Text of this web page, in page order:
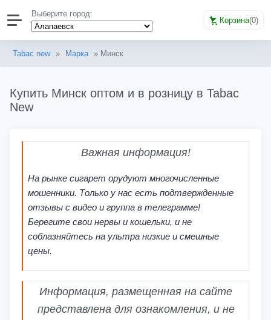
Выберите город:
Корзина(0)
Tabac new » Марка » Минск
Купить Минск оптом и в розницу в Tabac
New
Важная информация!
На рынке сигарет орудуют многочисленные
мошенники. Только у нас есть подтвержденные
отзывы с видео и группа в телеграмме!
Берегите свои нервы и кошельки, и не
соблазняйтесь на ультра низкие и смешные
цены.
Информация, размещенная на сайте
представлена для ознакомления, и не